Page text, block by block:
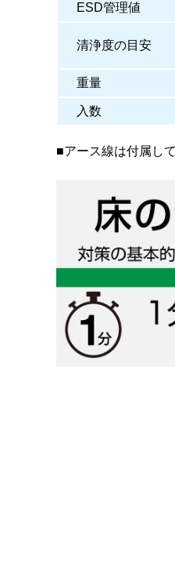
ESD管理値
清浄度の目安
重量
入数
■アース線は付属し